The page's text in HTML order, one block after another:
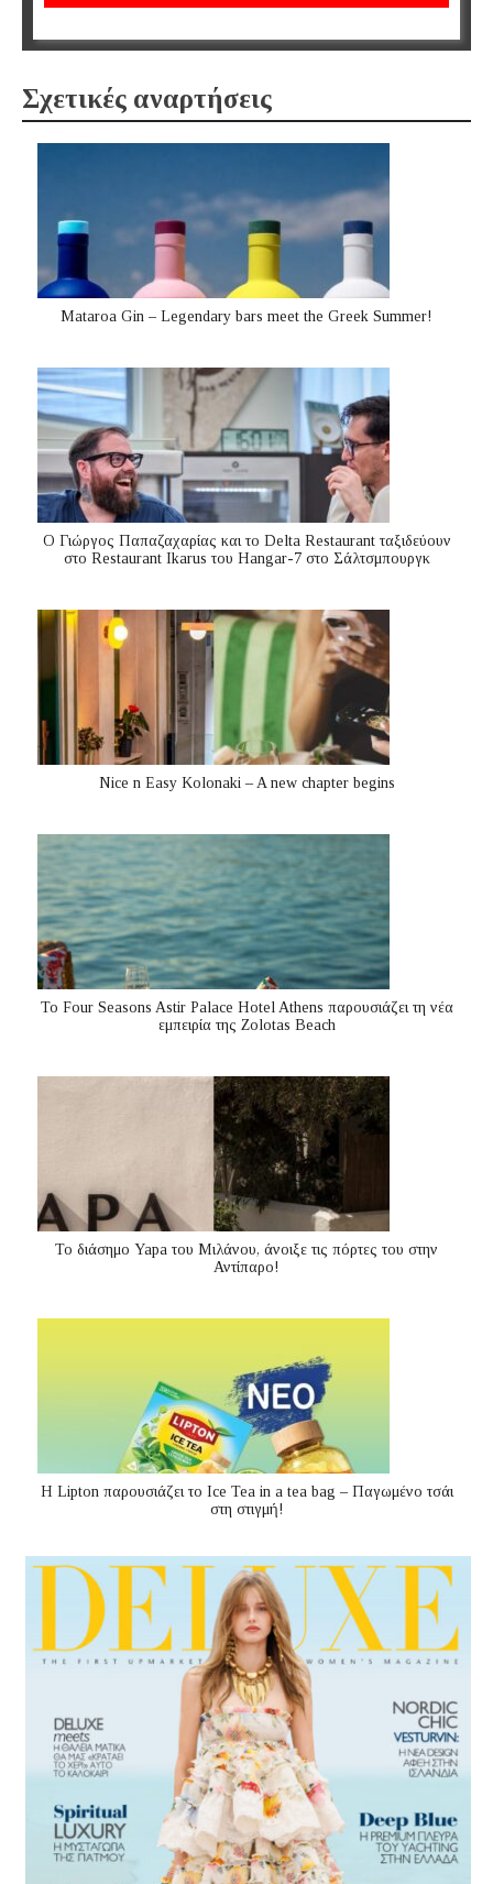
Σχετικές αναρτήσεις
Mataroa Gin – Legendary bars meet the Greek Summer!
Ο Γιώργος Παπαζαχαρίας και το Delta Restaurant ταξιδεύουν
στο Restaurant Ikarus του Hangar-7 στο Σάλτσμπουργκ
Nice n Easy Kolonaki – A new chapter begins
Το Four Seasons Astir Palace Hotel Athens παρουσιάζει τη νέα
εμπειρία της Zolotas Beach
Το διάσημο Yapa του Μιλάνου, άνοιξε τις πόρτες του στην
Αντίπαρο!
Η Lipton παρουσιάζει το Ice Tea in a tea bag – Παγωμένο τσάι
στη στιγμή!